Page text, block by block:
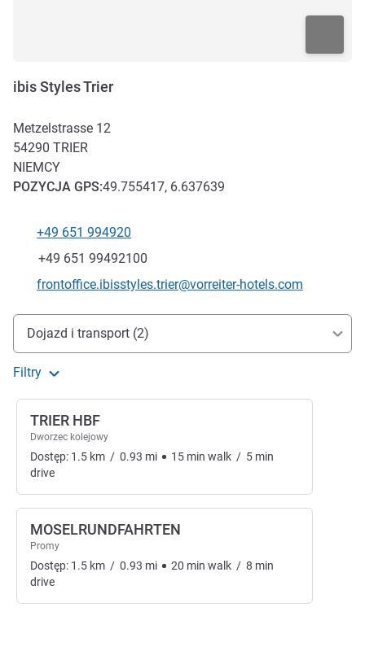
ibis Styles Trier
Metzelstrasse 12
54290 TRIER
NIEMCY
POZYCJA GPS:49.755417, 6.637639
Telefon
+49 651 994920
Faks
+49 651 99492100
Kontaktowy adres e-mail
frontoffice.ibisstyles.trier@vorreiter-hotels.com
Dojazd i transport
Dojazd i transport (2)
Filtry
TRIER HBF
Dworzec kolejowy
Dostęp: 1.5 km / 0.93 mi 15 min walk / 5 min
drive
MOSELRUNDFAHRTEN
Promy
Dostęp: 1.5 km / 0.93 mi 20 min walk / 8 min
drive